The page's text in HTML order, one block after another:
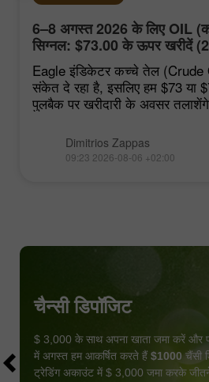
6–8 अगस्त 2026 के लिए OIL
सिग्नल: $73.00 के ऊपर खरीदें
स्तर)
Eagle इंडिकेटर कच्चे तेल (Crude
संकेत दे रहा है, इसलिए हम $73 या
पुलबैक पर खरीदारी के अवसर
Dimitrios Zappas
09:23 2026-08-06 +02:00
चैन्सी डिपॉजिट
$ 3,000 के साथ अपना खाता जमा करें और
में अगस्त हम आकर्षित करते हैं $1000 चैंसी
ट्रेडिंग अकाउंट में $ 3,000 जमा करके